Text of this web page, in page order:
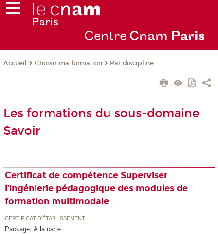
Centre Cnam Paris
Accueil Choisir ma formation Par discipline
Les formations du sous-domaine
Savoir
Certificat de compétence Superviser
l’ingénierie pédagogique des modules de
formation multimodale
CERTIFICAT D'ÉTABLISSEMENT
Package, À la carte